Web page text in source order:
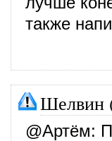
также
Шелвин
@Артём: